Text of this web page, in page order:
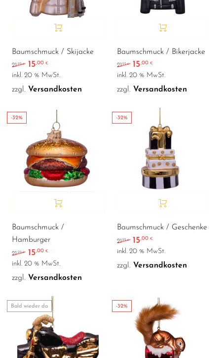
Baumschmuck / Skijacke
21,95€ Ursprünglicher Preis war: 21,95 €
15,00 € Aktueller Preis ist: 15,00 €.
inkl. 20 % MwSt.
zzgl. Versandkosten
Baumschmuck / Bikerjacke
21,95€ Ursprünglicher Preis
15,00€
inkl. 20 % MwSt.
zzgl. Versandkosten
-32%
Baumschmuck /
Hamburger
21,95€ Ursprünglicher Preis war: 21,95 €
15,00 € Aktueller Preis ist: 15,00 €.
inkl. 20 % MwSt.
zzgl. Versandkosten
-32%
Baumschmuck / Geschenke
21,95€ Ursprünglicher Preis
15,00€
inkl. 20 % MwSt.
zzgl. Versandkosten
Bald wieder da -32%